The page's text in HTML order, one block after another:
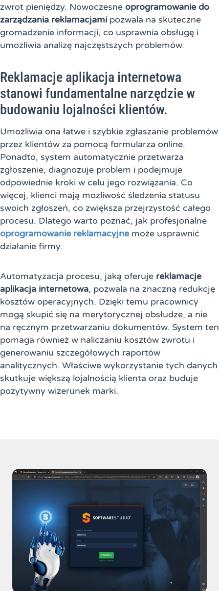
zwrot pieniędzy. Nowoczesne oprogramowanie do
zarządzania reklamacjami pozwala na skuteczne
gromadzenie informacji, co usprawnia obsługę i
umożliwia analizę najczęstszych problemów.
Reklamacje aplikacja internetowa
stanowi fundamentalne narzędzie w
budowaniu lojalności klientów.
Umożliwia ona łatwe i szybkie zgłaszanie problemów
przez klientów za pomocą formularza online.
Ponadto, system automatycznie przetwarza
zgłoszenie, diagnozuje problem i podejmuje
odpowiednie kroki w celu jego rozwiązania. Co
więcej, klienci mają możliwość śledzenia statusu
swoich zgłoszeń, co zwiększa przejrzystość całego
procesu. Dlatego warto poznać, jak profesjonalne
oprogramowanie reklamacyjne może usprawnić
działanie firmy.
Automatyzacja procesu, jaką oferuje reklamacje
aplikacja internetowa, pozwala na znaczną redukcję
kosztów operacyjnych. Dzięki temu pracownicy
mogą skupić się na merytorycznej obsłudze, a nie
na ręcznym przetwarzaniu dokumentów. System ten
pomaga również w naliczaniu kosztów zwrotu i
generowaniu szczegółowych raportów
analitycznych. Właściwe wykorzystanie tych danych
skutkuje większą lojalnością klienta oraz buduje
pozytywny wizerunek marki.